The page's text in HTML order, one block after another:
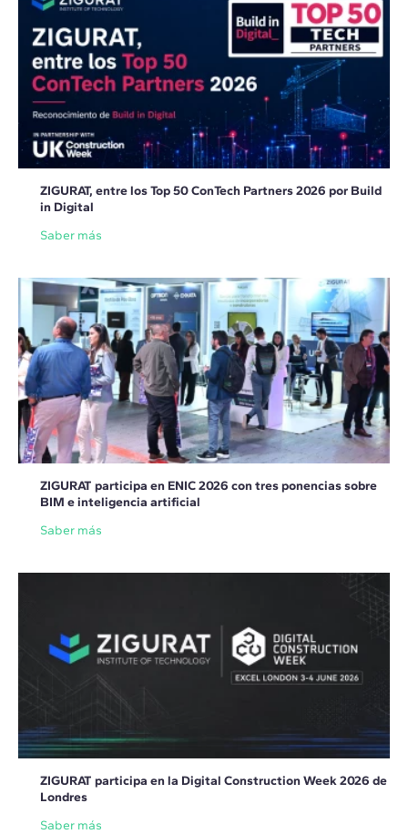
ZIGURAT, entre los Top 50 ConTech Partners 2026 por Build
in Digital
Saber más
ZIGURAT participa en ENIC 2026 con tres ponencias sobre
BIM e inteligencia artificial
Saber más
ZIGURAT participa en la Digital Construction Week 2026 de
Londres
Saber más